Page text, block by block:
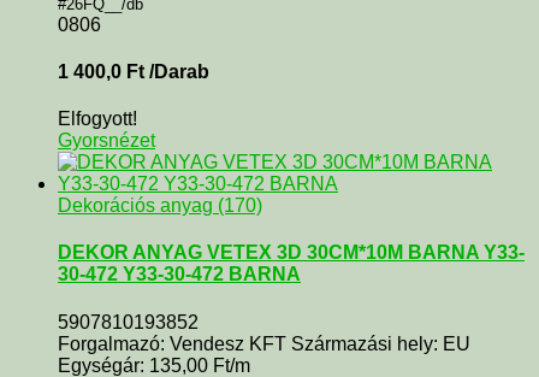
#26FQ__/db
0806
1 400,0 Ft /Darab
Elfogyott!
Gyorsnézet
Dekorációs anyag (170)
DEKOR ANYAG VETEX 3D 30CM*10M BARNA Y33-
30-472 Y33-30-472 BARNA
5907810193852
Forgalmazó: Vendesz KFT Származási hely: EU
Egységár: 135,00 Ft/m